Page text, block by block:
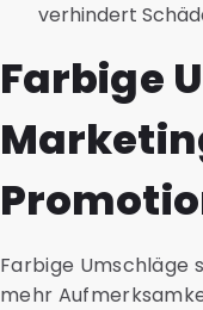
verhindert
Farbige
Farbige Umschläge
mehr